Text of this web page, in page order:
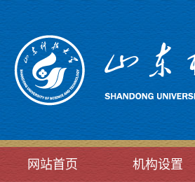
网站首页 机构设置